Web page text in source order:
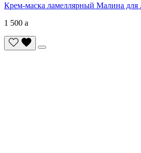
Крем-маска ламеллярный Малина для
1 500 a